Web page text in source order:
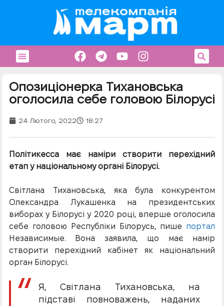
Опозиціонерка Тихановська
оголосила себе головою Білорусі
24 Лютого, 2022 18:27
Політикесса має наміри створити перехідний
етап у національному органі Білорусі.
Світлана Тихановська, яка була конкурентом
Олександра Лукашенка на президентських
виборах у Білорусі у 2020 році, вперше оголосила
себе головою Республіки Білорусь, пише портал
Независимые. Вона заявила, що має намір
створити перехідний кабінет як національний
орган Білорусі.
Я, Світлана Тихановська, на
підставі повноважень, наданих